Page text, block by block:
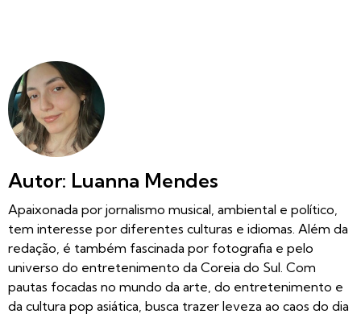
Autor: Luanna Mendes
Apaixonada por jornalismo musical, ambiental e político,
tem interesse por diferentes culturas e idiomas. Além da
redação, é também fascinada por fotografia e pelo
universo do entretenimento da Coreia do Sul. Com
pautas focadas no mundo da arte, do entretenimento e
da cultura pop asiática, busca trazer leveza ao caos do dia